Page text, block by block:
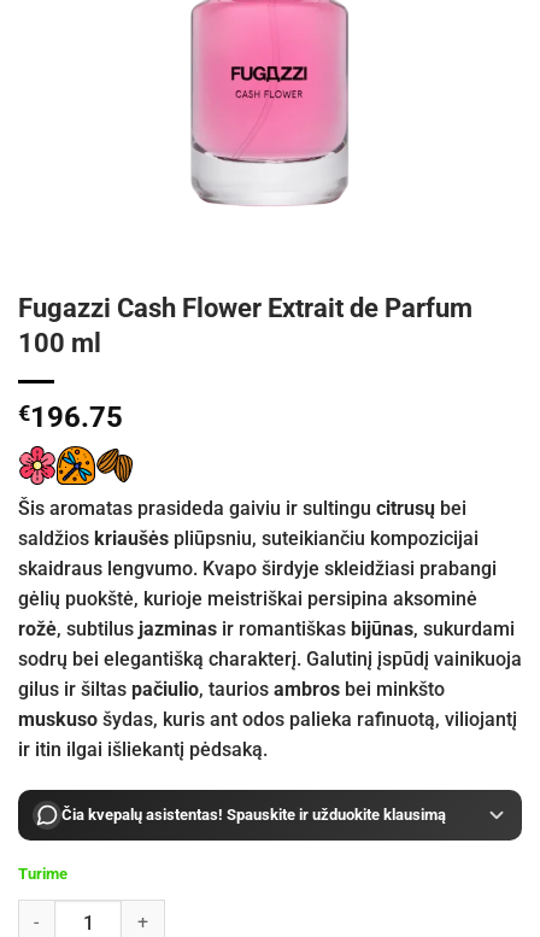
Fugazzi Cash Flower Extrait de Parfum
100 ml
€196.75
Šis aromatas prasideda gaiviu ir sultingu citrusų bei
saldžios kriaušės pliūpsniu, suteikiančiu kompozicijai
skaidraus lengvumo. Kvapo širdyje skleidžiasi prabangi
gėlių puokštė, kurioje meistriškai persipina aksominė
rožė, subtilus jazminas ir romantiškas bijūnas, sukurdami
sodrų bei elegantišką charakterį. Galutinį įspūdį vainikuoja
gilus ir šiltas pačiulio, taurios ambros bei minkšto
muskuso šydas, kuris ant odos palieka rafinuotą, viliojantį
ir itin ilgai išliekantį pėdsaką.
Čia kvepalų asistentas! Spauskite ir užduokite klausimą
Turime
produkto kiekis: Fugazzi Cash Flower Extrait de Parfum 100 ml